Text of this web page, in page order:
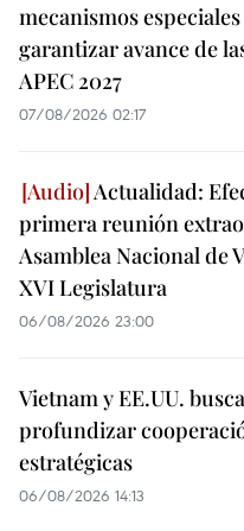
mecanismos
garantizar avance de
APEC 2027
07/08/2026 02:17
Actualidad:
primera reunión
Asamblea Nacional de
XVI Legislatura
06/08/2026 23:00
Vietnam y EE.UU.
profundizar
estratégicas
06/08/2026 14:13